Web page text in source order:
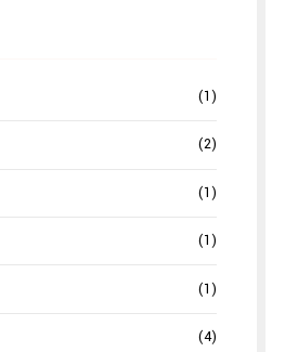
(1)
(2)
(1)
(1)
(1)
(4)